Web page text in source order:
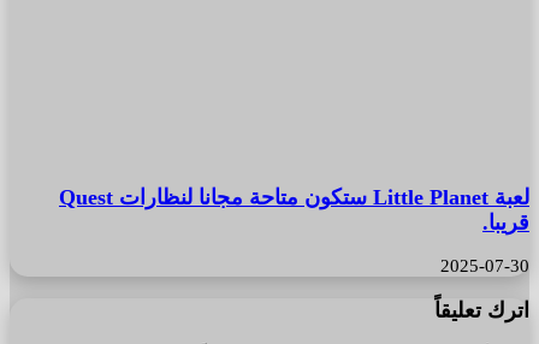
لعبة Little Planet ستكون متاحة مجانا لنظارات Quest
قريبا.
2025-07-30
اترك تعليقاً